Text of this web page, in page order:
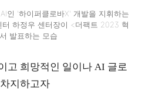
인 '하이퍼클로바X' 개발을 지휘하는
하정우 센터장이 <더팩트 2023 혁
발표하는 모습
고 희망적인 일이나 AI 글로
지하고자